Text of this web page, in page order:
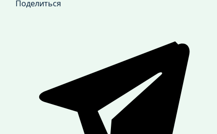
Поделиться